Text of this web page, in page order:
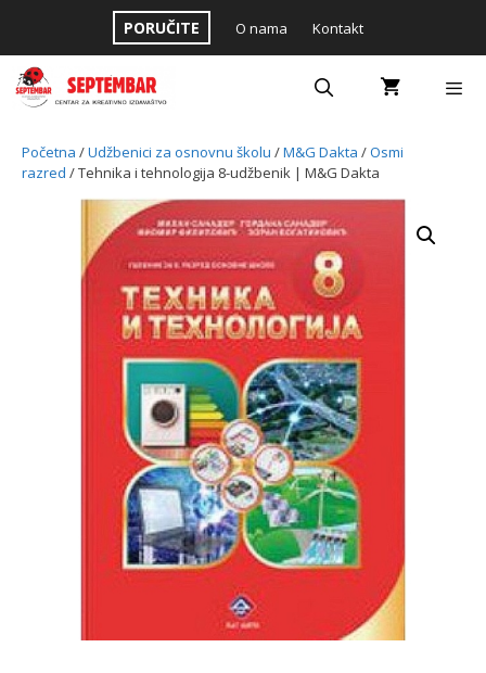
content
PORUČITE O nama Kontakt
Početna /Udžbenici za osnovnu školu /M&G Dakta /Osmi
razred / Tehnika i tehnologija 8-udžbenik | M&G Dakta